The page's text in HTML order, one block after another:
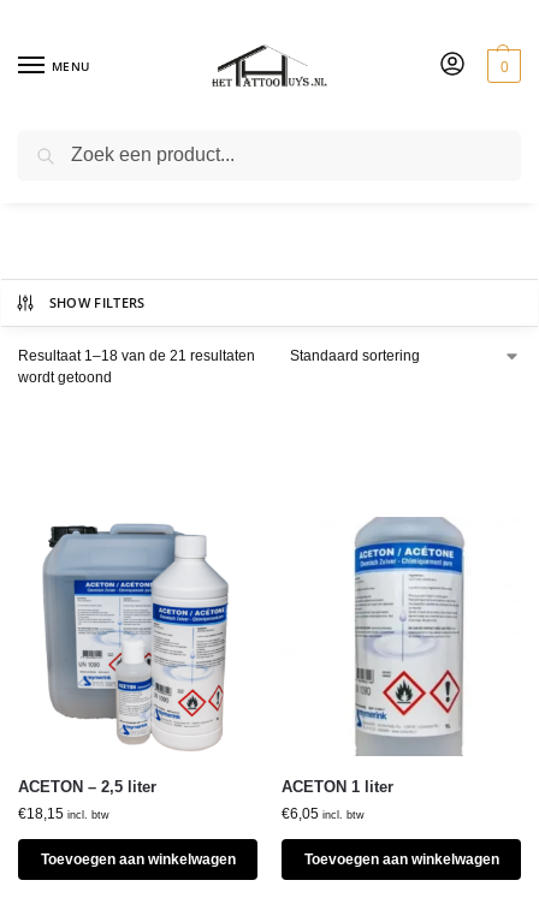
MENU 0
SHOW FILTERS
Resultaat 1–18 van de 21 resultaten
wordt getoond
ACETON – 2,5 liter
€18,15 incl. btw
Toevoegen aan winkelwagen
ACETON 1 liter
€6,05 incl. btw
Toevoegen aan winkelwagen